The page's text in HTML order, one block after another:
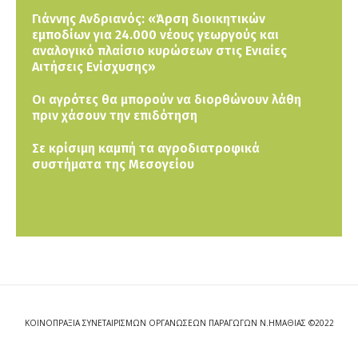
Γιάννης Ανδριανός: «Άρση διοικητικών
εμποδίων για 24.000 νέους γεωργούς και
αναλογικό πλαίσιο κυρώσεων στις Ενιαίες
Αιτήσεις Ενίσχυσης»
Οι αγρότες θα μπορούν να διορθώνουν λάθη
πριν χάσουν την επιδότηση
Σε κρίσιμη καμπή τα αγροδιατροφικά
συστήματα της Μεσογείου
ΚΟΙΝΟΠΡΑΞΙΑ ΣΥΝΕΤΑΙΡΙΣΜΩΝ ΟΡΓΑΝΩΣΕΩΝ ΠΑΡΑΓΩΓΩΝ Ν.ΗΜΑΘΙΑΣ ©2022